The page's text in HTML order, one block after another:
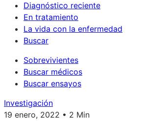
Diagnóstico reciente
En tratamiento
La vida con la enfermedad
Buscar
Sobrevivientes
Buscar médicos
Buscar ensayos
Investigación
19 enero, 2022 • 2 Min